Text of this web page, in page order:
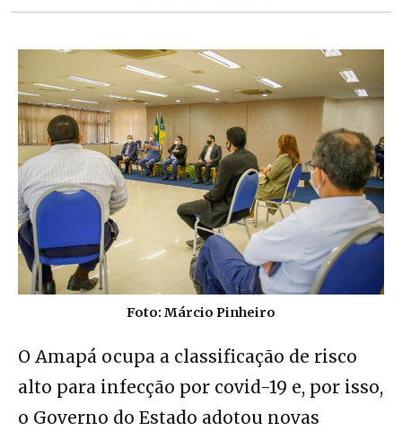
Foto: Márcio Pinheiro
O Amapá ocupa a classificação de risco
alto para infecção por covid-19 e, por isso,
o Governo do Estado adotou novas